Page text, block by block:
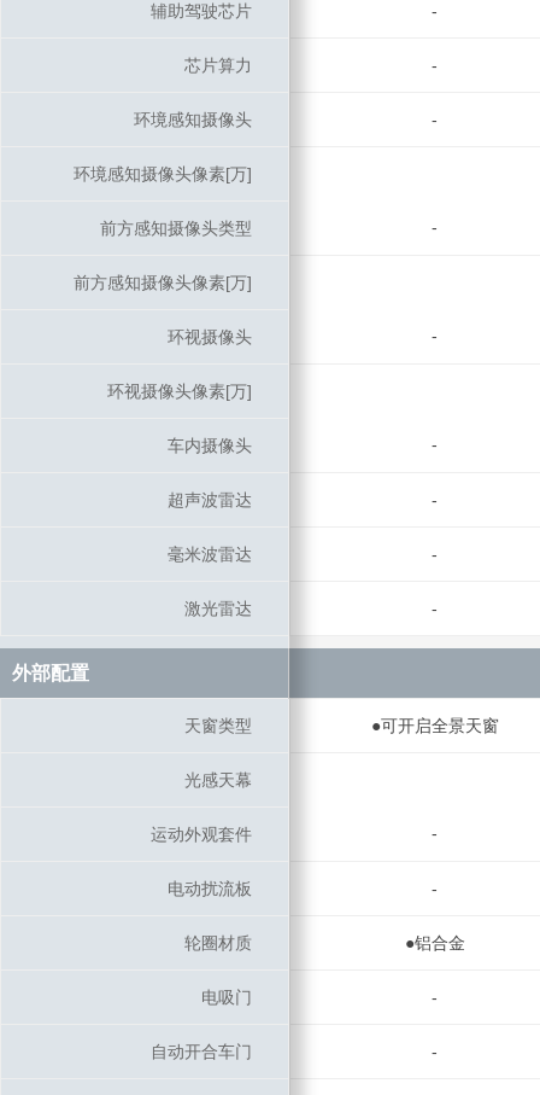
辅助驾驶芯片 -
芯片算力 -
环境感知摄像头 -
环境感知摄像头像素[万]
前方感知摄像头类型 -
前方感知摄像头像素[万]
环视摄像头 -
环视摄像头像素[万]
车内摄像头 -
超声波雷达 -
毫米波雷达 -
激光雷达 -
外部配置
天窗类型 ●可开启全景天窗
光感天幕
运动外观套件 -
电动扰流板 -
轮圈材质 ●铝合金
电吸门 -
自动开合车门 -
辅助驾驶芯片
芯片算力
环境感知摄像头
环境感知摄像头像素[万]
前方感知摄像头类型
前方感知摄像头像素[万]
环视摄像头
环视摄像头像素[万]
车内摄像头
超声波雷达
毫米波雷达
激光雷达
外部配置
天窗类型
光感天幕
运动外观套件
电动扰流板
轮圈材质
电吸门
自动开合车门